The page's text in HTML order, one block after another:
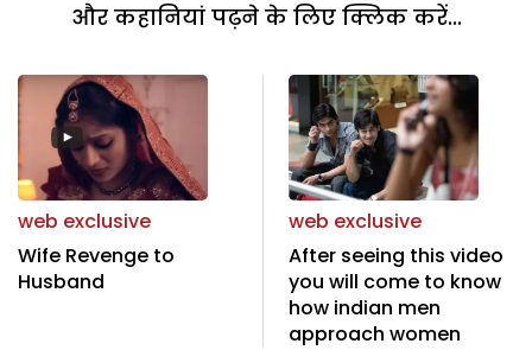
और कहानियां पढ़ने के लिए क्लिक करें...
web exclusive
Wife Revenge to
Husband
web exclusive
After seeing this video
you will come to know
how indian men
approach women